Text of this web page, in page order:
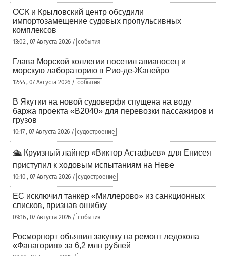
ОСК и Крыловский центр обсудили
импортозамещение судовых пропульсивных
комплексов
13:02 , 07 Августа 2026 / события
Глава Морской коллегии посетил авианосец и
морскую лабораторию в Рио-де-Жанейро
12:44 , 07 Августа 2026 / события
В Якутии на новой судоверфи спущена на воду
баржа проекта «В2040» для перевозки пассажиров и
грузов
10:17 , 07 Августа 2026 / судостроение
🛳️ Круизный лайнер «Виктор Астафьев» для Енисея
приступил к ходовым испытаниям на Неве
10:10 , 07 Августа 2026 / судостроение
ЕС исключил танкер «Миллерово» из санкционных
списков, признав ошибку
09:16 , 07 Августа 2026 / события
Росморпорт объявил закупку на ремонт ледокола
«Фанагория» за 6,2 млн рублей